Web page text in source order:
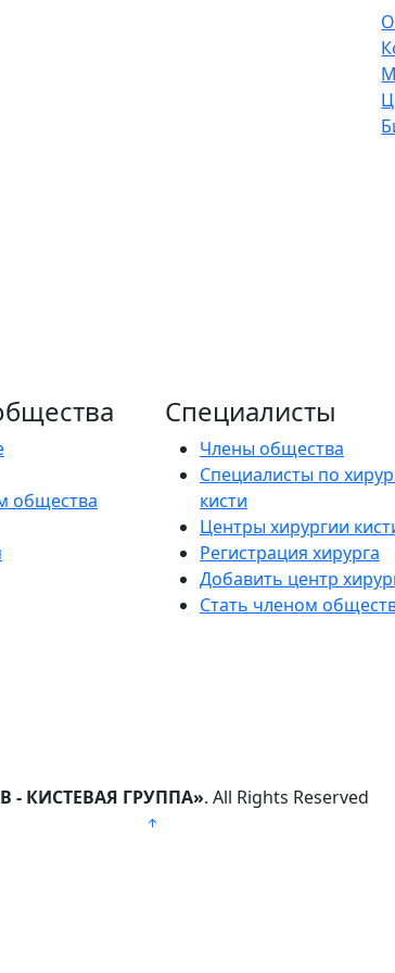
общества
Специалисты
Члены общества
Специалисты по
кисти
Центры хирургии
Регистрация хирурга
Добавить центр
Стать членом
КИСТЕВАЯ ГРУППА». All Rights Reserved